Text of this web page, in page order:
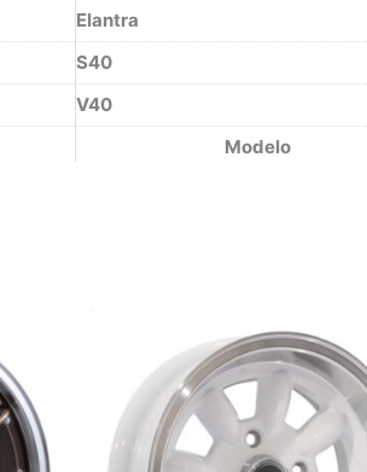
Modelo
Elantra
S40
V40